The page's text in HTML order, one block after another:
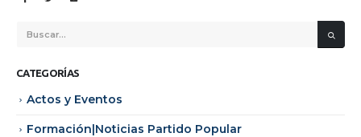
CATEGORÍAS
Actos y Eventos
Formación|Noticias Partido Popular